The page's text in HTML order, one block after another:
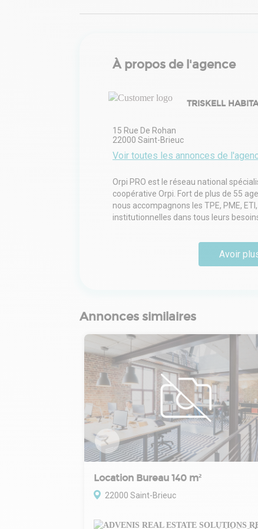
À propos de l'agence
TRISKELL
15 Rue De Rohan
22000 Saint-Brieuc
Voir toutes les annonces de
Orpi PRO est le réseau national
coopérative Orpi. Fort de plus de 55
nous accompagnons les TPE, PME,
institutionnelles dans tous leurs
Avoir
Annonces similaires
Location Bureau 140 m²
22000 Saint-Brieuc